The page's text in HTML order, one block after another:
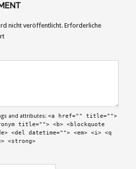
nicht veröffentlicht. Erforderliche
and attributes: <a href="" title="">
title=""> <b> <blockquote
<del datetime=""> <em> <i> <q
<strong>